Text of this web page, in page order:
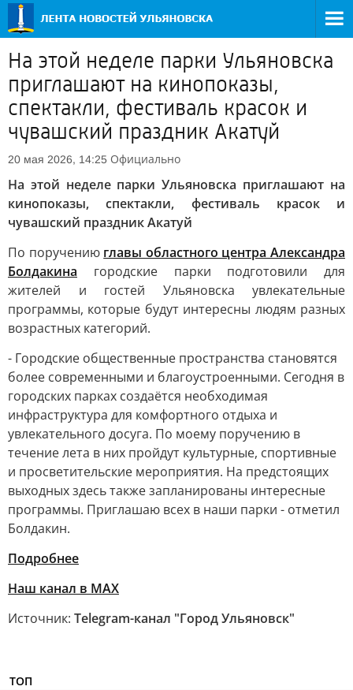
На этой неделе парки Ульяновска
приглашают на кинопоказы,
спектакли, фестиваль красок и
чувашский праздник Акатуй
20 мая 2026, 14:25 Официально
На этой неделе парки Ульяновска приглашают на
кинопоказы, спектакли, фестиваль красок и
чувашский праздник Акатуй
По поручению главы областного центра Александра
Болдакина городские парки подготовили для
жителей и гостей Ульяновска увлекательные
программы, которые будут интересны людям разных
возрастных категорий.
- Городские общественные пространства становятся
более современными и благоустроенными. Сегодня в
городских парках создаётся необходимая
инфраструктура для комфортного отдыха и
увлекательного досуга. По моему поручению в
течение лета в них пройдут культурные, спортивные
и просветительские мероприятия. На предстоящих
выходных здесь также запланированы интересные
программы. Приглашаю всех в наши парки - отметил
Болдакин.
Подробнее
Наш канал в MAX
Источник: Telegram-канал "Город Ульяновск"
ТОП